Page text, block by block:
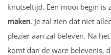
knutseltijd. Een mooi begin is
maken. Je zal zien dat niet
plezier aan zal beleven. Na
komt dan de ware belevenis,